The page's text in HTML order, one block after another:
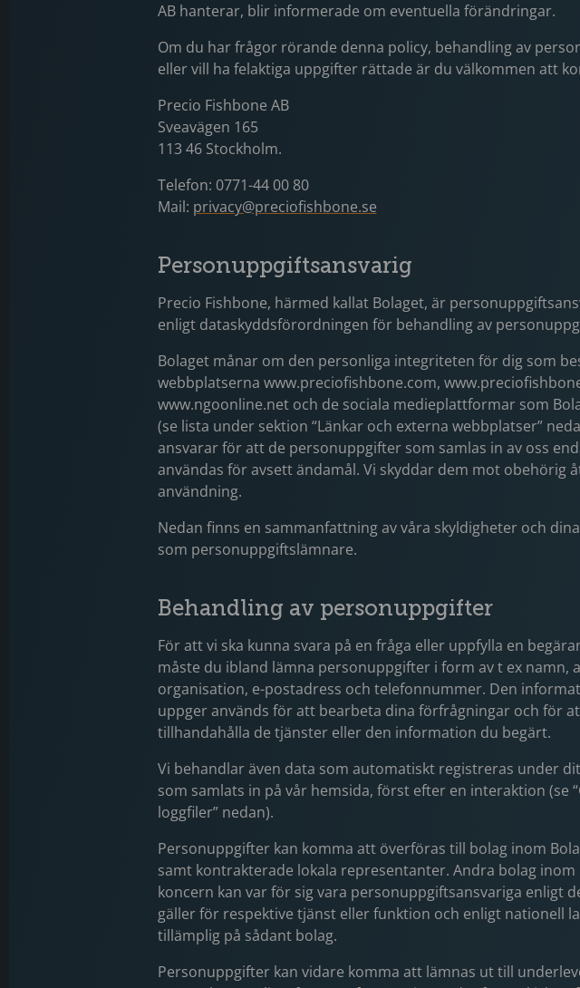
AB hanterar, blir informerade om eventuella förändringar.
Om du har frågor rörande denna policy, behandling av
eller vill ha felaktiga uppgifter rättade är du välkommen att
Precio Fishbone AB
Sveavägen 165
113 46 Stockholm.
Telefon: 0771-44 00 80
Mail: privacy@preciofishbone.se
Personuppgiftsansvarig
Precio Fishbone, härmed kallat Bolaget, är
enligt dataskyddsförordningen för behandling av
Bolaget månar om den personliga integriteten för dig som
webbplatserna www.preciofishbone.com,
www.ngoonline.net och de sociala medieplattformar som
(se lista under sektion “Länkar och externa webbplatser”
ansvarar för att de personuppgifter som samlas in av oss
användas för avsett ändamål. Vi skyddar dem mot obehörig
användning.
Nedan finns en sammanfattning av våra skyldigheter och
som personuppgiftslämnare.
Behandling av personuppgifter
För att vi ska kunna svara på en fråga eller uppfylla en
måste du ibland lämna personuppgifter i form av t ex namn,
organisation, e-postadress och telefonnummer. Den
uppger används för att bearbeta dina förfrågningar och för
tillhandahålla de tjänster eller den information du begärt.
Vi behandlar även data som automatiskt registreras under
som samlats in på vår hemsida, först efter en interaktion (se
loggfiler” nedan).
Personuppgifter kan komma att överföras till bolag inom
samt kontrakterade lokala representanter. Andra bolag inom
koncern kan var för sig vara personuppgiftsansvariga enligt
gäller för respektive tjänst eller funktion och enligt nationell
tillämplig på sådant bolag.
Personuppgifter kan vidare komma att lämnas ut till